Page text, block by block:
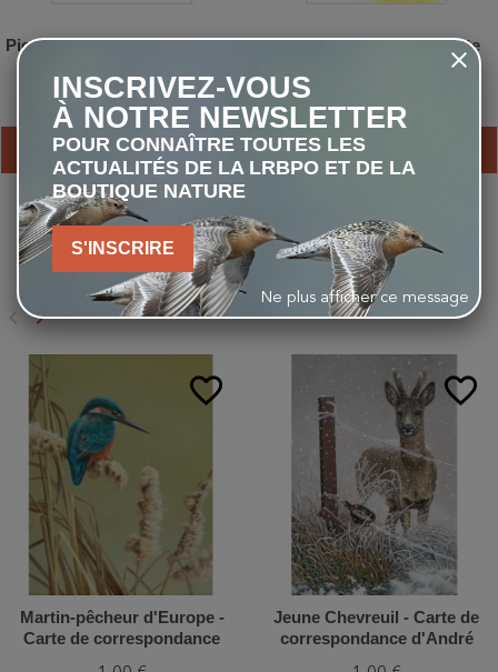
Pic vert - Carte d'André Buzin
1,00 €
AJOUTER AU PANIER
Chevalier gambette - Carte
1,00 €
AJOUTER AU PANIER
VOUS AIMEREZ AUSSI
Précédent
keyboard_arrow_left Suivant
keyboard_arrow_right
favorite_border
Martin-pêcheur d'Europe -
Carte de correspondance
favorite_border
Jeune Chevreuil - Carte de
correspondance d'André
INSCRIVEZ-VOUS
À NOTRE NEWSLETTER
POUR CONNAÎTRE TOUTES LES
ACTUALITÉS DE LA LRBPO ET DE LA
BOUTIQUE NATURE
S'INSCRIRE
Ne plus afficher ce message